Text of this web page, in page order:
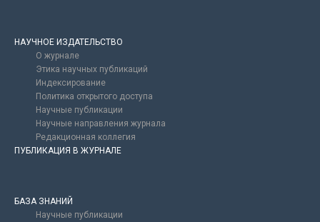
НАУЧНОЕ ИЗДАТЕЛЬСТВО
О журнале
Этика научных публикаций
Индексирование
Политика открытого доступа
Научные публикации
Научные направления журнала
Редакционная коллегия
ПУБЛИКАЦИЯ В ЖУРНАЛЕ
БАЗА ЗНАНИЙ
Научные публикации